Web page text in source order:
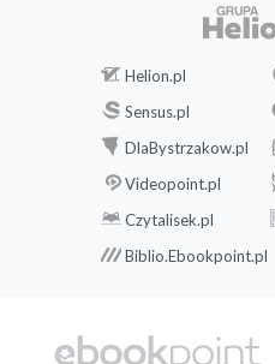
Helion.pl
Sensus.pl
DlaBystrzakow.pl
Videopoint.pl
Czytalisek.pl
Biblio.Ebookpoint.pl